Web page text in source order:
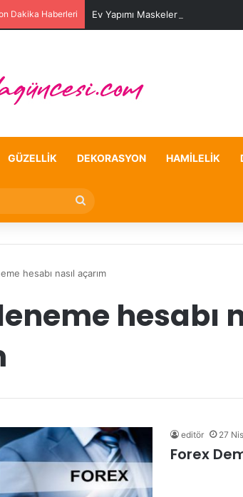
Dakika Haberleri Ev Yapımı Maskelerle Leke
GÜZELLIK DEKORASYON HAMILELIK
Arama
yap
hesabı nasıl açarım
hesabı
editör 27
Forex